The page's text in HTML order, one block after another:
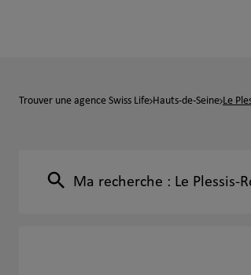
Trouver une agence Swiss Life Hauts-de-Seine Le
Ma recherche : Le Plessis-